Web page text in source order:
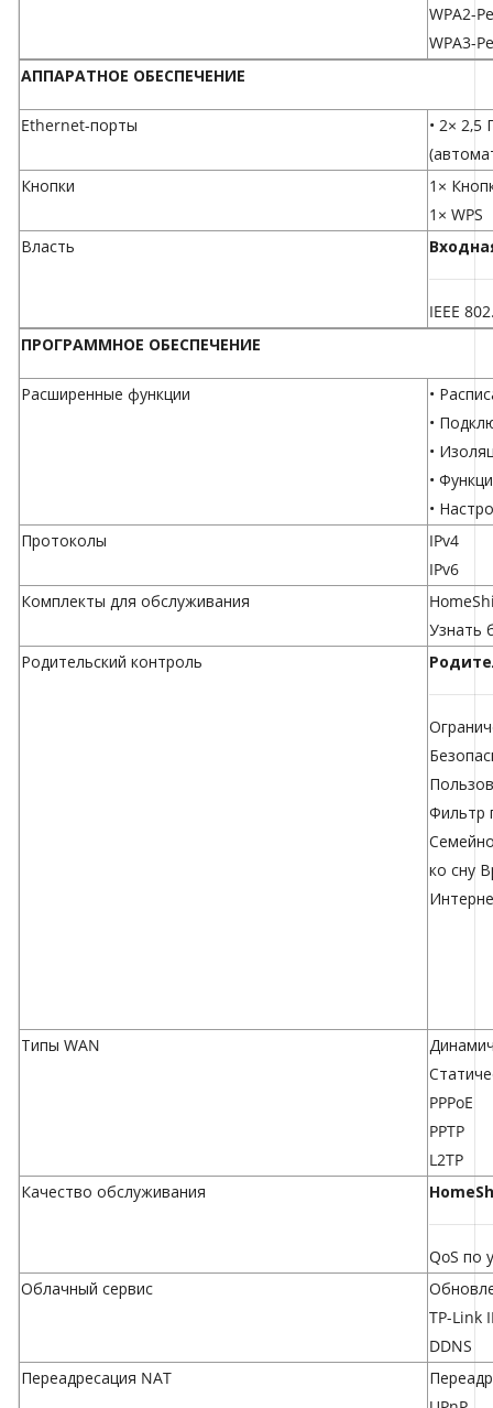
WPA2-
WPA3-
АППАРАТНОЕ ОБЕСПЕЧЕНИЕ
Ethernet-порты
• 2× 2,5
Кнопки
1×
1× WPS
Власть
IEEE
ПРОГРАММНОЕ ОБЕСПЕЧЕНИЕ
Расширенные функции
•
•
•
•
•
Протоколы
IPv4
IPv6
Комплекты для обслуживания
Узнать
Родительский контроль
Фильтр
ко сну
Типы WAN
PPPoE
PPTP
L2TP
Качество обслуживания
QoS по
Облачный сервис
TP-Link
DDNS
Переадресация NAT